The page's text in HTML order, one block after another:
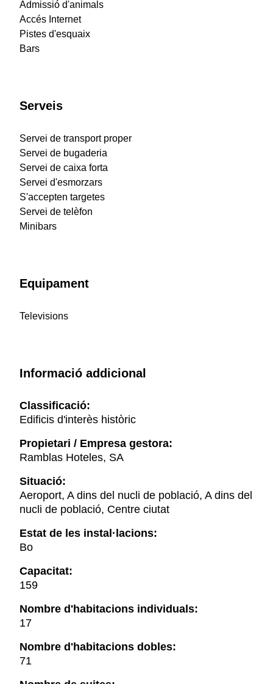
Admissió d'animals
Accés Internet
Pistes d'esquaix
Bars
Serveis
Servei de transport proper
Servei de bugaderia
Servei de caixa forta
Servei d'esmorzars
S'accepten targetes
Servei de telèfon
Minibars
Equipament
Televisions
Informació addicional
Classificació:
Edificis d'interès històric
Propietari / Empresa gestora:
Ramblas Hoteles, SA
Situació:
Aeroport, A dins del nucli de població, A dins del
nucli de població, Centre ciutat
Estat de les instal·lacions:
Bo
Capacitat:
159
Nombre d'habitacions individuals:
17
Nombre d'habitacions dobles:
71